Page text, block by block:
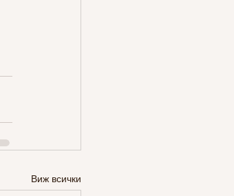
Виж всички